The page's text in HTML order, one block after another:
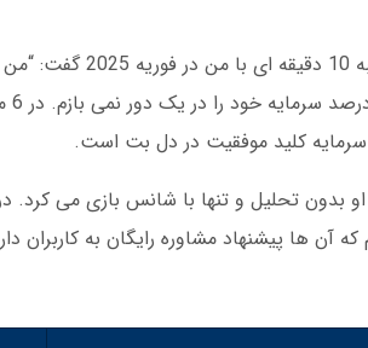
کلید موفقیت در دل بت است.
ها پیشنهاد مشاوره رایگان به کاربران